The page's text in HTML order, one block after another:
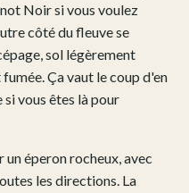
Noir si vous voulez
côté du fleuve se
sol légèrement
Ça vaut le coup d'en
vous êtes là pour
un éperon rocheux, avec
les directions. La